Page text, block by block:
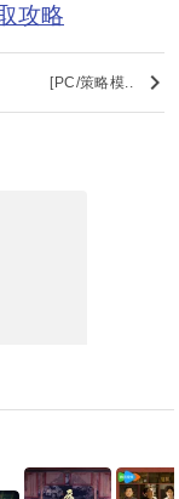
攻略
[PC/策略模.. keyboard_arrow_right